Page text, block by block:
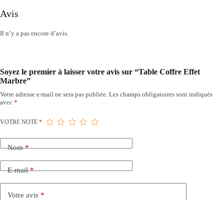
Avis
Il n’y a pas encore d’avis.
Soyez le premier à laisser votre avis sur “Table Coffre Effet
Marbre”
Votre adresse e-mail ne sera pas publiée. Les champs obligatoires sont indiqués
avec *
VOTRE NOTE *
Nom*
E-mail*
Votre avis *